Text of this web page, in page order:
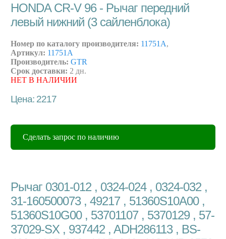
HONDA CR-V 96 - Рычаг передний
левый нижний (3 сайленблока)
Номер по каталогу производителя: 11751A,
Артикул: 11751A
Производитель: GTR
Срок доставки: 2 дн.
НЕТ В НАЛИЧИИ
Цена: 2217
Сделать запрос по наличию
Рычаг 0301-012 , 0324-024 , 0324-032 ,
31-160500073 , 49217 , 51360S10A00 ,
51360S10G00 , 53701107 , 5370129 , 57-
37029-SX , 937442 , ADH286113 , BS-